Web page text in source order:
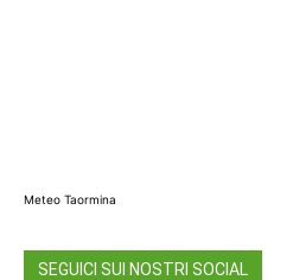
Meteo Taormina
SEGUICI SUI NOSTRI SOCIAL